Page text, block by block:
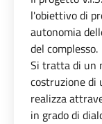
l'obiettivo di
autonomia
del complesso.
Si tratta di un
costruzione di
realizza
in grado di